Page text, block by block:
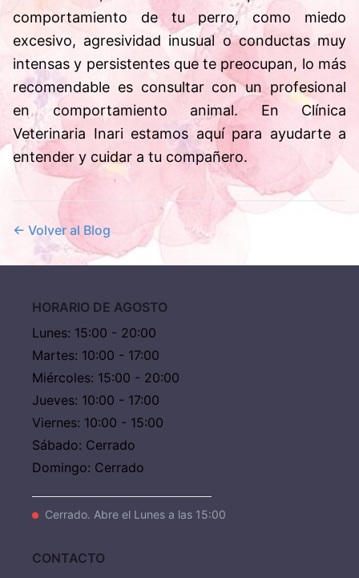
comportamiento de tu perro, como miedo
excesivo, agresividad inusual o conductas muy
intensas y persistentes que te preocupan, lo más
recomendable es consultar con un profesional
en comportamiento animal. En Clínica
Veterinaria Inari estamos aquí para ayudarte a
entender y cuidar a tu compañero.
← Volver al Blog
HORARIO DE AGOSTO
Lunes: 15:00 - 20:00
Martes: 10:00 - 17:00
Miércoles: 15:00 - 20:00
Jueves: 10:00 - 17:00
Viernes: 10:00 - 15:00
Sábado: Cerrado
Domingo: Cerrado
Cerrado. Abre el Lunes a las 15:00
CONTACTO